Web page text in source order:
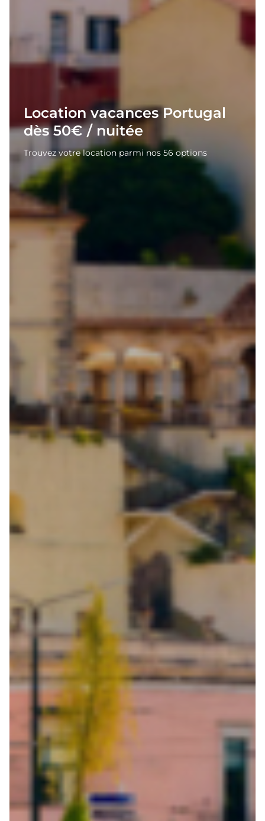
Location vacances Portugal
dès 50€ / nuitée
Trouvez votre location parmi nos 56 options